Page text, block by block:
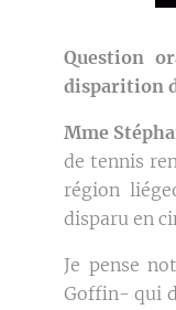
Question
disparition
Mme
de tennis
région
disparu en
Je pense
Goffin- qui